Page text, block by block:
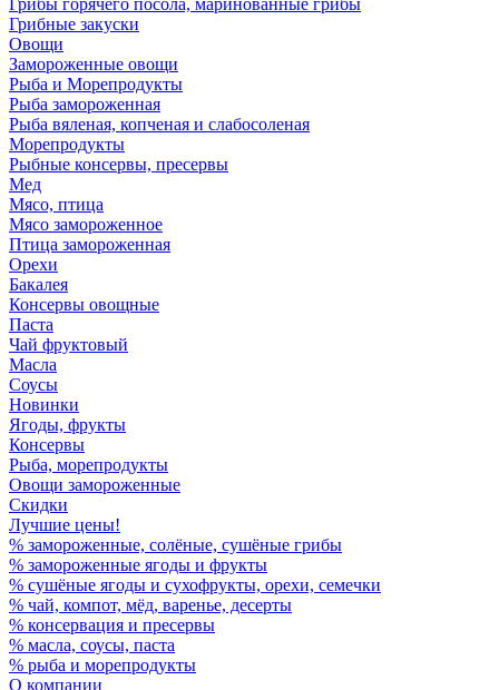
Грибы горячего посола, маринованные грибы
Грибные закуски
Овощи
Замороженные овощи
Рыба и Морепродукты
Рыба замороженная
Рыба вяленая, копченая и слабосоленая
Морепродукты
Рыбные консервы, пресервы
Мед
Мясо, птица
Мясо замороженное
Птица замороженная
Орехи
Бакалея
Консервы овощные
Паста
Чай фруктовый
Масла
Соусы
Новинки
Ягоды, фрукты
Консервы
Рыба, морепродукты
Овощи замороженные
Скидки
Лучшие цены!
% замороженные, солёные, сушёные грибы
% замороженные ягоды и фрукты
% сушёные ягоды и сухофрукты, орехи, семечки
% чай, компот, мёд, варенье, десерты
% консервация и пресервы
% масла, соусы, паста
% рыба и морепродукты
О компании